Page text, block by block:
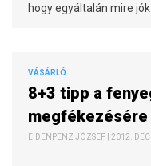
hogy egyáltalán mire
VÁSÁRLÓ
8+3 tipp a
megfékezésére
EIDENPENZ JÓZSEF | 2012.